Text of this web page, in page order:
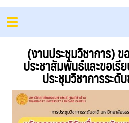
(งานประชุมวิชาการ) ข
ประชาสัมพันธ์และขอเรี
ประชุมวิชาการระดั